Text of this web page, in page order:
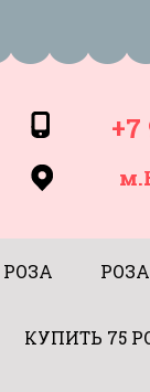
+7
КУПИТЬ 75